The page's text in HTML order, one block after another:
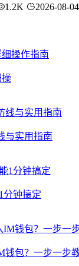
1.2K 2026-08-04
操
与实用指南
分钟搞定
钱包？一步一步